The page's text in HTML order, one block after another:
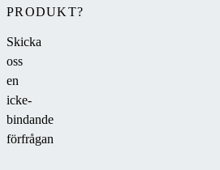
PRODUKT?
Skicka
oss
en
icke-
bindande
förfrågan